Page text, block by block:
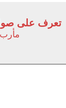
تعرف على